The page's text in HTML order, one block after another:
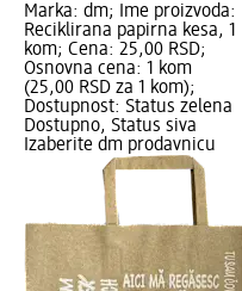
Marka: dm; Ime proizvoda:
Reciklirana papirna kesa, 1
kom; Cena: 25,00 RSD;
Osnovna cena: 1 kom
(25,00 RSD za 1 kom);
Dostupnost: Status zelena
Dostupno, Status siva
Izaberite dm prodavnicu